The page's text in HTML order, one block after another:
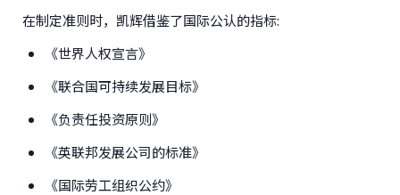
在制定准则时，凯辉借鉴了国际公认的指标:
《世界人权宣言》
《联合国可持续发展目标》
《负责任投资原则》
《英联邦发展公司的标准》
《国际劳工组织公约》